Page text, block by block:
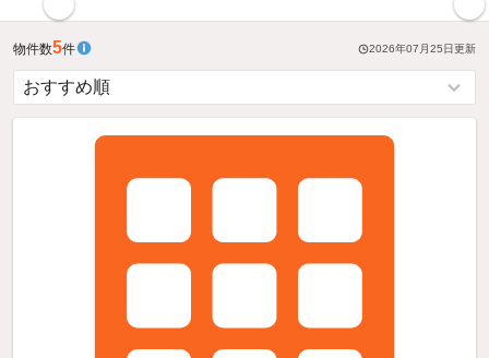
物件数5件 2026年07月25日更新